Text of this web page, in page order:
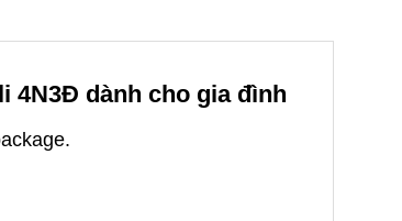
4N3Đ dành cho gia đình